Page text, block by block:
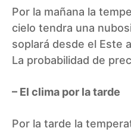
Por la mañana la
cielo tendra una
soplará desde el Este
La probabilidad de
– El clima por la tarde
Por la tarde la